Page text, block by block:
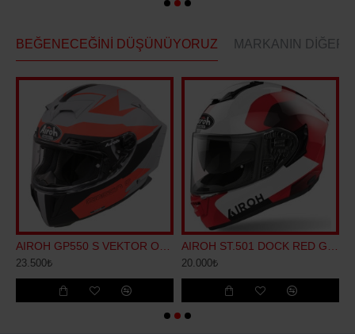
BEĞENECEĞINI DÜŞÜNÜYORUZ MARKANIN
23.500₺ 20.000₺